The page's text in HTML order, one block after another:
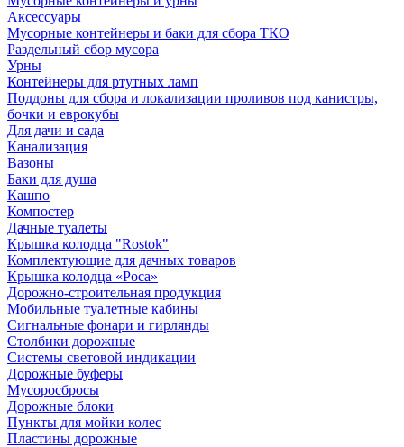
Аксессуары
Мусорные контейнеры и баки для сбора ТКО
Раздельный сбор мусора
Урны
Контейнеры для ртутных ламп
Поддоны для сбора и локализации проливов под канистры,
бочки и еврокубы
Для дачи и сада
Канализация
Вазоны
Баки для душа
Кашпо
Компостер
Дачные туалеты
Крышка колодца "Rostok"
Комплектующие для дачных товаров
Крышка колодца «Роса»
Дорожно-строительная продукция
Мобильные туалетные кабины
Сигнальные фонари и гирлянды
Столбики дорожные
Системы световой индикации
Дорожные буферы
Мусоросбросы
Дорожные блоки
Пункты для мойки колес
Пластины дорожные